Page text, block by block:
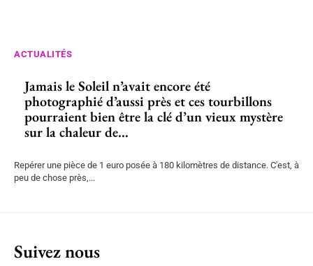
ACTUALITÉS
Jamais le Soleil n’avait encore été
photographié d’aussi près et ces tourbillons
pourraient bien être la clé d’un vieux mystère
sur la chaleur de...
Repérer une pièce de 1 euro posée à 180 kilomètres de distance. C'est, à
peu de chose près,...
Suivez nous